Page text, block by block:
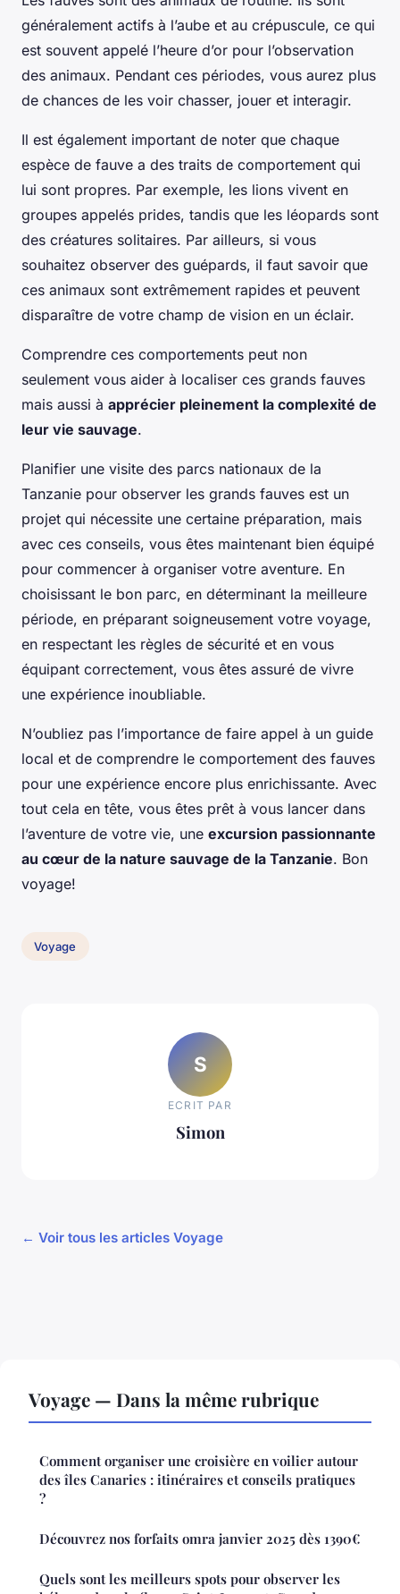
généralement actifs à l’aube et au crépuscule, ce qui
est souvent appelé l’heure d’or pour l’observation
des animaux. Pendant ces périodes, vous aurez plus
de chances de les voir chasser, jouer et interagir.
Il est également important de noter que chaque
espèce de fauve a des traits de comportement qui
lui sont propres. Par exemple, les lions vivent en
groupes appelés prides, tandis que les léopards sont
des créatures solitaires. Par ailleurs, si vous
souhaitez observer des guépards, il faut savoir que
ces animaux sont extrêmement rapides et peuvent
disparaître de votre champ de vision en un éclair.
Comprendre ces comportements peut non
seulement vous aider à localiser ces grands fauves
mais aussi à apprécier pleinement la complexité de
leur vie sauvage.
Planifier une visite des parcs nationaux de la
Tanzanie pour observer les grands fauves est un
projet qui nécessite une certaine préparation, mais
avec ces conseils, vous êtes maintenant bien équipé
pour commencer à organiser votre aventure. En
choisissant le bon parc, en déterminant la meilleure
période, en préparant soigneusement votre voyage,
en respectant les règles de sécurité et en vous
équipant correctement, vous êtes assuré de vivre
une expérience inoubliable.
N’oubliez pas l’importance de faire appel à un guide
local et de comprendre le comportement des fauves
pour une expérience encore plus enrichissante. Avec
tout cela en tête, vous êtes prêt à vous lancer dans
l’aventure de votre vie, une excursion passionnante
au cœur de la nature sauvage de la Tanzanie. Bon
voyage!
Voyage
S
ECRIT PAR
Simon
← Voir tous les articles Voyage
Voyage — Dans la même rubrique
Comment organiser une croisière en voilier autour
des îles Canaries : itinéraires et conseils pratiques
?
Découvrez nos forfaits omra janvier 2025 dès 1390€
Quels sont les meilleurs spots pour observer les